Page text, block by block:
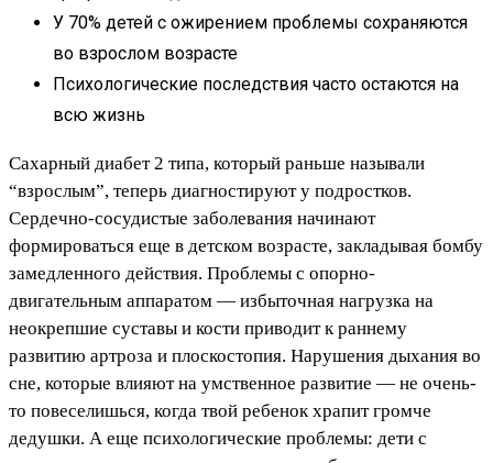
У 70% детей с ожирением проблемы сохраняются
во взрослом возрасте
Психологические последствия часто остаются на
всю жизнь
Сахарный диабет 2 типа, который раньше называли
“взрослым”, теперь диагностируют у подростков.
Сердечно-сосудистые заболевания начинают
формироваться еще в детском возрасте, закладывая бомбу
замедленного действия. Проблемы с опорно-
двигательным аппаратом — избыточная нагрузка на
неокрепшие суставы и кости приводит к раннему
развитию артроза и плоскостопия. Нарушения дыхания во
сне, которые влияют на умственное развитие — не очень-
то повеселишься, когда твой ребенок храпит громче
дедушки. А еще психологические проблемы: дети с